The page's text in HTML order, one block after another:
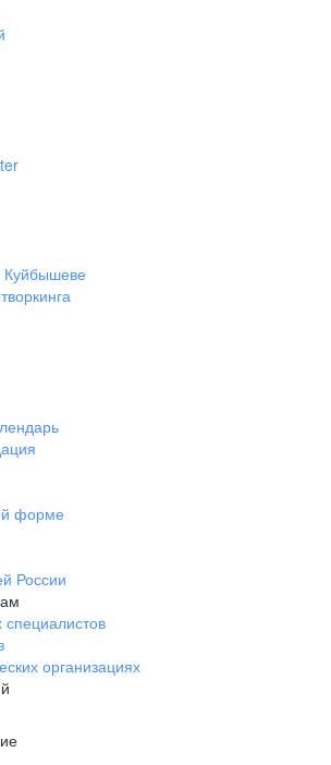
Куйбышеве
форме
России
организациях